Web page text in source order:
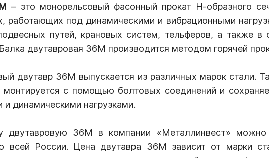
– это монорельсовый фасонный прокат Н-образного
работающих под динамическими и вибрационными
путей, крановых систем, тельферов, а также в
двутавровая 36М производится методом горячей
двутавр 36М выпускается из различных марок стали.
монтируется с помощью болтовых соединений и
и динамическими нагрузками.
двутавровую 36М в компании «Металлинвест»
всей России. Цена двутавра 36М зависит от марки